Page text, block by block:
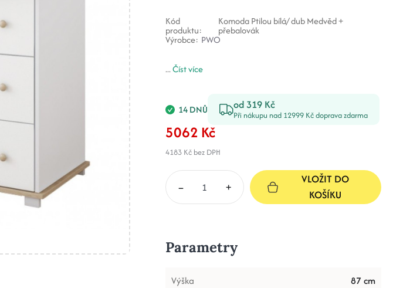
Kód
produktu:
Komoda Ptilou bílá/ dub Medvěd +
přebalovák
Výrobce: PWO
...Číst více
14 DNŮ od 319 Kč
Při nákupu nad 12999 Kč doprava zdarma
5062 Kč
4183 Kčbez DPH
– +
VLOŽIT DO
KOŠÍKU
Parametry
Výška
87 cm